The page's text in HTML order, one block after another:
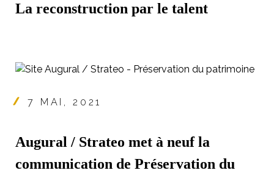
La reconstruction par le talent
7 MAI, 2021
Augural / Strateo met à neuf la
communication de Préservation du